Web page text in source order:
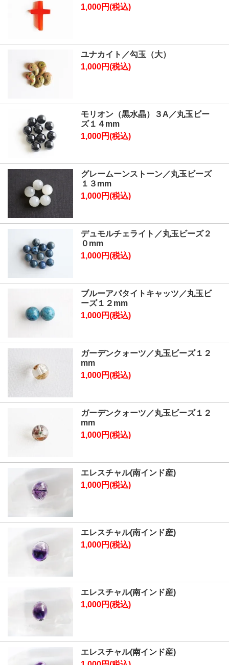
1,000円(税込)
ユナカイト／勾玉（大）
1,000円(税込)
モリオン（黒水晶）３A／丸玉ビー
ズ１４mm
1,000円(税込)
グレームーンストーン／丸玉ビーズ
１３mm
1,000円(税込)
デュモルチェライト／丸玉ビーズ２
０mm
1,000円(税込)
ブルーアパタイトキャッツ／丸玉ビ
ーズ１２mm
1,000円(税込)
ガーデンクォーツ／丸玉ビーズ１２
mm
1,000円(税込)
ガーデンクォーツ／丸玉ビーズ１２
mm
1,000円(税込)
エレスチャル(南インド産)
1,000円(税込)
エレスチャル(南インド産)
1,000円(税込)
エレスチャル(南インド産)
1,000円(税込)
エレスチャル(南インド産)